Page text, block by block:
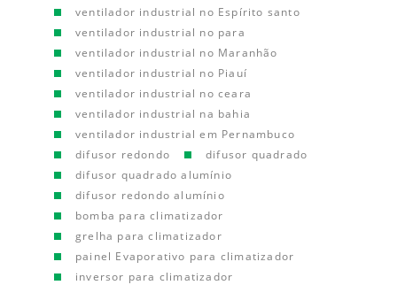
ventilador industrial no Espírito santo
ventilador industrial no para
ventilador industrial no Maranhão
ventilador industrial no Piauí
ventilador industrial no ceara
ventilador industrial na bahia
ventilador industrial em Pernambuco
difusor redondo
difusor quadrado
difusor quadrado alumínio
difusor redondo alumínio
bomba para climatizador
grelha para climatizador
painel Evaporativo para climatizador
inversor para climatizador